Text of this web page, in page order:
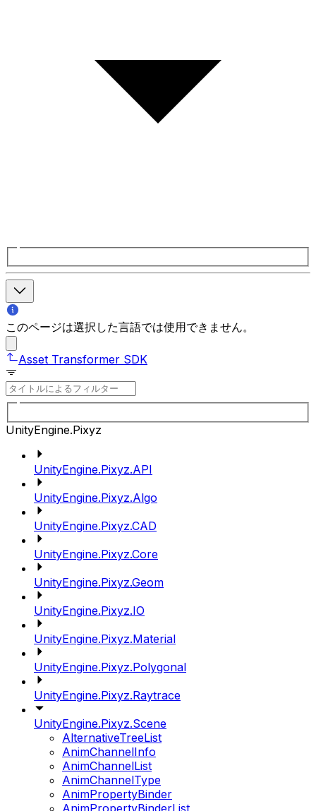
このページは選択した言語では使用できません。
Asset Transformer SDK
UnityEngine.Pixyz
UnityEngine.Pixyz.API
UnityEngine.Pixyz.Algo
UnityEngine.Pixyz.CAD
UnityEngine.Pixyz.Core
UnityEngine.Pixyz.Geom
UnityEngine.Pixyz.IO
UnityEngine.Pixyz.Material
UnityEngine.Pixyz.Polygonal
UnityEngine.Pixyz.Raytrace
UnityEngine.Pixyz.Scene
AlternativeTreeList
AnimChannelInfo
AnimChannelList
AnimChannelType
AnimPropertyBinder
AnimPropertyBinderList